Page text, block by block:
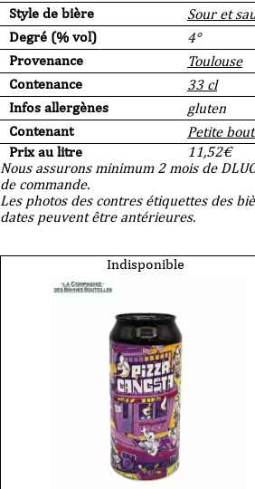
Style de bière
Sour et
Degré (% vol)
4°
Provenance
Toulouse
Contenance
33 cl
Infos allergènes
gluten
Contenant
Petite
Prix au litre
11,52€
Nous assurons minimum 2 mois de
de commande.
Les photos des contres étiquettes des
dates peuvent être antérieures.
Indisponible